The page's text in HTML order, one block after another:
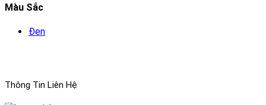
Màu Sắc
Đen
Thông Tin Liên Hệ